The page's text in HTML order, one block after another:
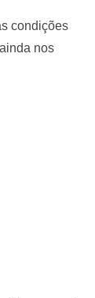
condições
nos